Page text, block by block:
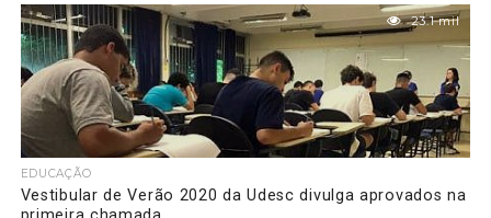
23.1 mil
EDUCAÇÃO
Vestibular de Verão 2020 da Udesc divulga aprovados na